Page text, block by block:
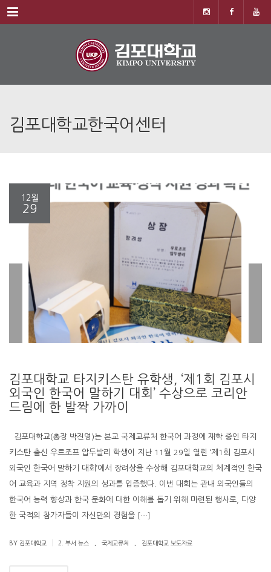
Menu
김포대학교한국어센터
12월
29
김포대학교 타지키스탄 유학생, ‘제1회 김포시
외국인 한국어 말하기 대회’ 수상으로 코리안
드림에 한 발짝 가까이
김포대학교(총장 박진영)는 본교 국제교류처 한국어 과정에 재학 중인 타지
키스탄 출신 우르조프 압두발리 학생이 지난 11월 29일 열린 ‘제1회 김포시
외국인 한국어 말하기 대회’에서 장려상을 수상해 김포대학교의 체계적인 한국
어 교육과 지역 정착 지원의 성과를 입증했다. 이번 대회는 관내 외국인들의
한국어 능력 향상과 한국 문화에 대한 이해를 돕기 위해 마련된 행사로, 다양
한 국적의 참가자들이 자신만의 경험을 […]
BY 김포대학교 2. 부서 뉴스 국제교류처 김포대학교 보도자료